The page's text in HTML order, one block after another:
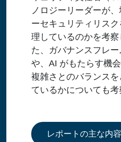
ノロジーリーダーが
ーセキュリティリス
理しているのかを考察
た、ガバナンスフレ
や、AI がもたらす機
複雑さとのバランス
ているかについても考
レポートの主な内容